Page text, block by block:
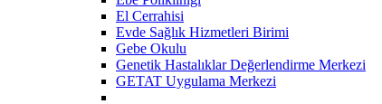
El Cerrahisi
Evde Sağlık Hizmetleri Birimi
Gebe Okulu
Genetik Hastalıklar Değerlendirme Merkezi
GETAT Uygulama Merkezi